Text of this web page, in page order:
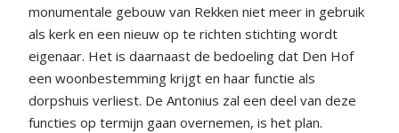
monumentale gebouw van Rekken niet meer in gebruik
als kerk en een nieuw op te richten stichting wordt
eigenaar. Het is daarnaast de bedoeling dat Den Hof
een woonbestemming krijgt en haar functie als
dorpshuis verliest. De Antonius zal een deel van deze
functies op termijn gaan overnemen, is het plan.